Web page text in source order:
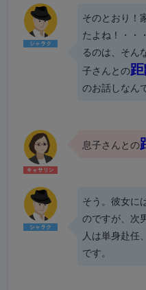
そのとおり！
たよね！・・
るのは、そん
子さんとの
のお話しなん
息子さんとの
そう。彼女に
のですが、次
人は単身赴任
です。